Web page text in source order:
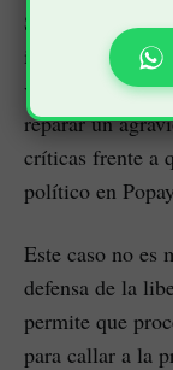
Si bien se
imponerse no
verdad y la
reparar un
críticas frente a
político en
Este caso no es
defensa de la
permite que
para callar a la